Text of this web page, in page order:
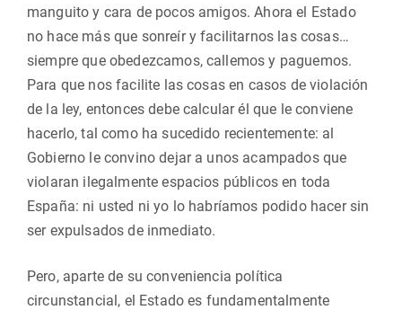
manguito y cara de pocos amigos. Ahora el Estado
no hace más que sonreír y facilitarnos las cosas…
siempre que obedezcamos, callemos y paguemos.
Para que nos facilite las cosas en casos de violación
de la ley, entonces debe calcular él que le conviene
hacerlo, tal como ha sucedido recientemente: al
Gobierno le convino dejar a unos acampados que
violaran ilegalmente espacios públicos en toda
España: ni usted ni yo lo habríamos podido hacer sin
ser expulsados de inmediato.
Pero, aparte de su conveniencia política
circunstancial, el Estado es fundamentalmente